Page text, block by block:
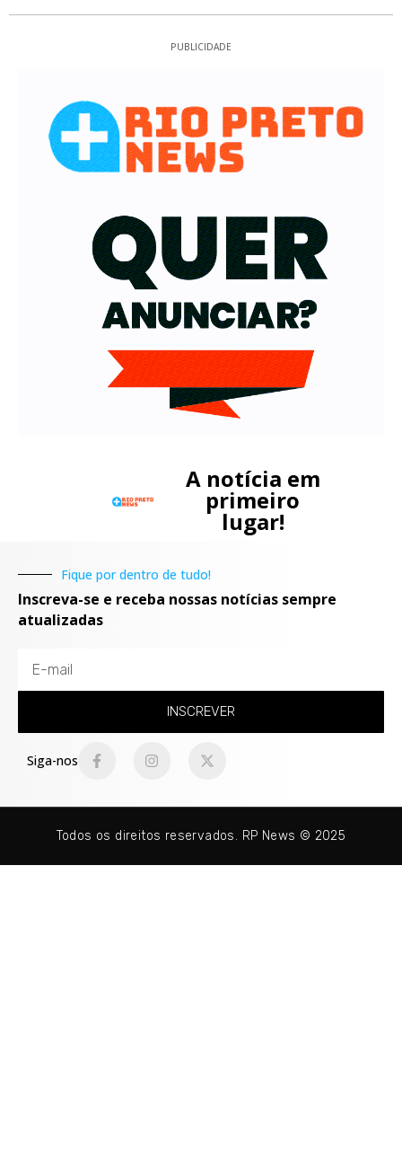
PUBLICIDADE
A notícia em
primeiro
lugar!
Fique por dentro de tudo!
Inscreva-se e receba nossas notícias sempre
atualizadas
INSCREVER
Siga-nos
Todos os direitos reservados. RP News © 2025